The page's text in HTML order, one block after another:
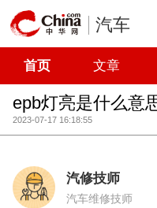
汽车
首页 文章
epb灯亮是什么意
2023-07-17 16:18:55
汽修技师
汽车维修技师